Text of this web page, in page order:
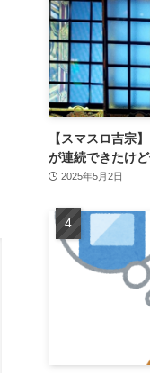
【スマスロ吉宗
が連続できたけど
2025年5月2日